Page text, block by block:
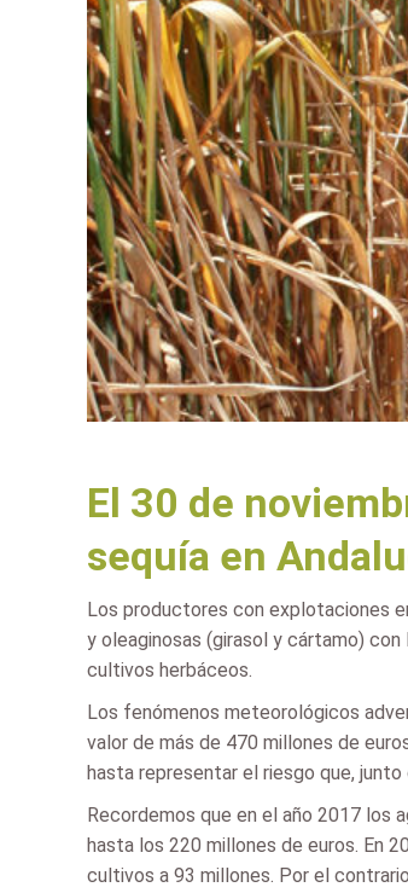
El 30 de
sequía en
Los productores con explotaciones
y oleaginosas (girasol y cártamo)
cultivos herbáceos.
Los fenómenos meteorológicos
valor de más de 470 millones de
hasta representar el riesgo que,
Recordemos que en el año 2017 los
hasta los 220 millones de euros. En
cultivos a 93 millones. Por el